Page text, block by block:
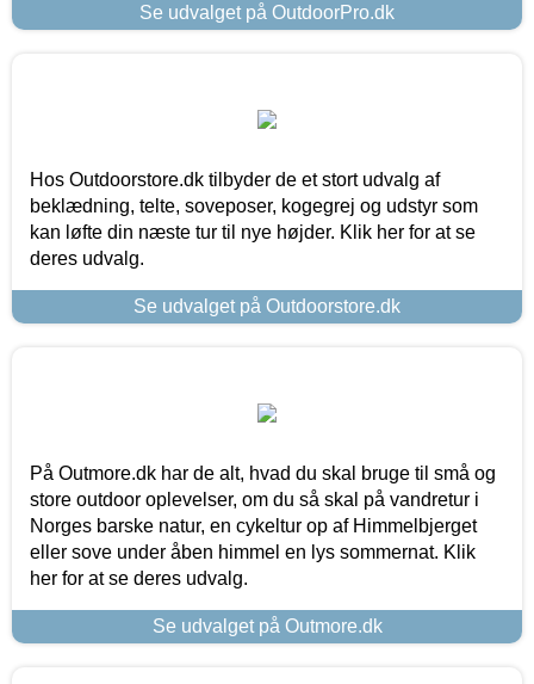
Se udvalget på OutdoorPro.dk
Hos Outdoorstore.dk tilbyder de et stort udvalg af
beklædning, telte, soveposer, kogegrej og udstyr som
kan løfte din næste tur til nye højder. Klik her for at se
deres udvalg.
Se udvalget på Outdoorstore.dk
På Outmore.dk har de alt, hvad du skal bruge til små og
store outdoor oplevelser, om du så skal på vandretur i
Norges barske natur, en cykeltur op af Himmelbjerget
eller sove under åben himmel en lys sommernat. Klik
her for at se deres udvalg.
Se udvalget på Outmore.dk